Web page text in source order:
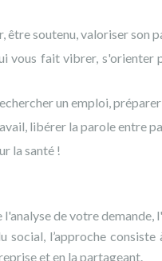
être soutenu, valoriser son
vous fait vibrer, s'orienter
un emploi,
libérer la parole entre
la santé !
de votre
l’approche
et en la partageant.